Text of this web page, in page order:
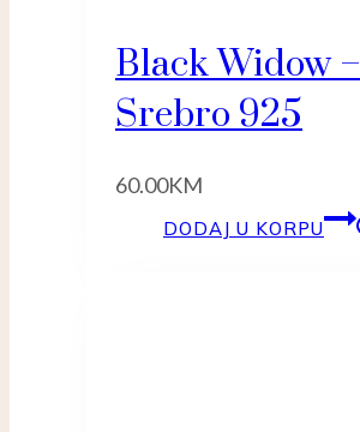
Black Widow –
Srebro 925
60.00KM
DODAJ U KORPU